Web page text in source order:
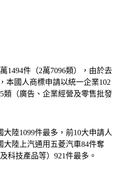
1494件（2萬7096類），由於去
本國人商標申請以統一企業102
類（廣告、企業經營及零售批發
陸1099件最多，前10大申請人
陸上汽通用五菱汽車84件奪
科技產品等）921件最多。